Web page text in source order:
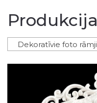
Produkcija
Dekoratīvie foto rāmji